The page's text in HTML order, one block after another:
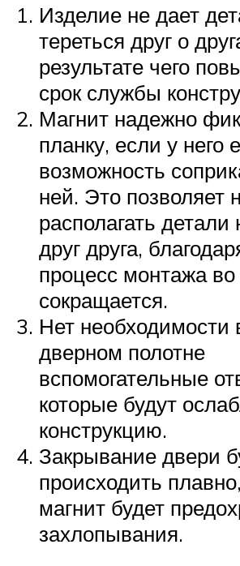
Изделие не дает
тереться друг о
результате чего
срок службы
Магнит надежно
планку, если у него
возможность
ней. Это позволяет
располагать детали
друг друга,
процесс монтажа во
сокращается.
Нет необходимости
дверном полотне
вспомогательные
которые будут
конструкцию.
Закрывание двери
происходить
магнит будет
захлопывания.